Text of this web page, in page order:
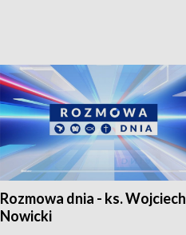
Rozmowa dnia - ks. Wojciech
Nowicki